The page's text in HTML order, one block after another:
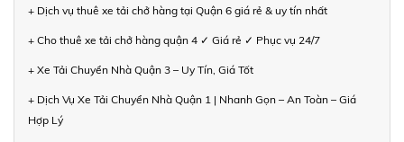
+ Dịch vụ thuê xe tải chở hàng tại Quận 6 giá rẻ & uy tín nhất
+ Cho thuê xe tải chở hàng quận 4 ✓ Giá rẻ ✓ Phục vụ 24/7
+ Xe Tải Chuyển Nhà Quận 3 – Uy Tín, Giá Tốt
+ Dịch Vụ Xe Tải Chuyển Nhà Quận 1 | Nhanh Gọn – An Toàn – Giá
Hợp Lý